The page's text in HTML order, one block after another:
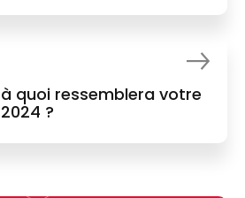
quoi ressemblera votre
?